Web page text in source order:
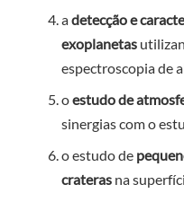
adetecção e
exoplanetas
espectroscopia de
oestudo de
sinergias com o
o estudo de
crateras na